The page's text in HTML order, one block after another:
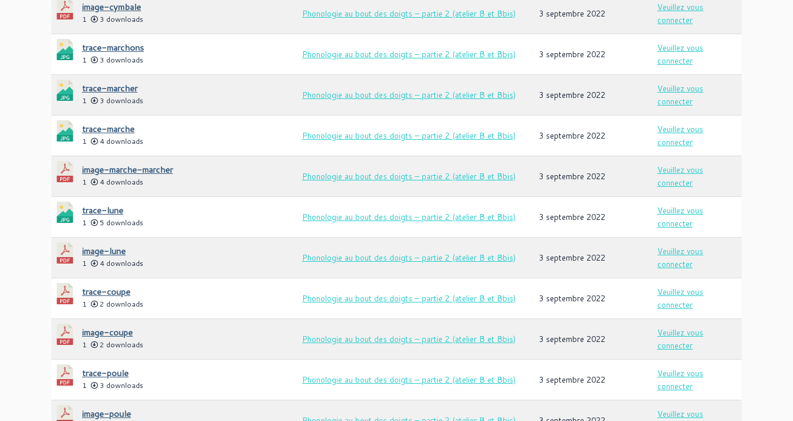
image-cymbale
1 3 downloads
Phonologie au bout des doigts – partie 2 (atelier B et Bbis) 3 septembre 2022
Veuillez vous
connecter
trace-marchons
1 3 downloads
Phonologie au bout des doigts – partie 2 (atelier B et Bbis) 3 septembre 2022
Veuillez vous
connecter
trace-marcher
1 3 downloads
Phonologie au bout des doigts – partie 2 (atelier B et Bbis) 3 septembre 2022
Veuillez vous
connecter
trace-marche
1 4 downloads
Phonologie au bout des doigts – partie 2 (atelier B et Bbis) 3 septembre 2022
Veuillez vous
connecter
image-marche-marcher
1 4 downloads
Phonologie au bout des doigts – partie 2 (atelier B et Bbis) 3 septembre 2022
Veuillez vous
connecter
trace-lune
1 5 downloads
Phonologie au bout des doigts – partie 2 (atelier B et Bbis) 3 septembre 2022
Veuillez vous
connecter
image-lune
1 4 downloads
Phonologie au bout des doigts – partie 2 (atelier B et Bbis) 3 septembre 2022
Veuillez vous
connecter
trace-coupe
1 2 downloads
Phonologie au bout des doigts – partie 2 (atelier B et Bbis) 3 septembre 2022
Veuillez vous
connecter
image-coupe
1 2 downloads
Phonologie au bout des doigts – partie 2 (atelier B et Bbis) 3 septembre 2022
Veuillez vous
connecter
trace-poule
1 3 downloads
Phonologie au bout des doigts – partie 2 (atelier B et Bbis) 3 septembre 2022
Veuillez vous
connecter
image-poule Veuillez vous